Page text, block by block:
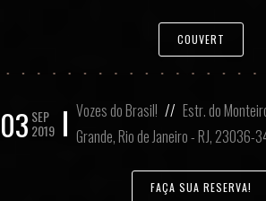
COUVERT
03 SEP
2019
Vozes do Brasil! // Estr. do
Grande, Rio de Janeiro - RJ, 23036-
FAÇA SUA RESERVA!